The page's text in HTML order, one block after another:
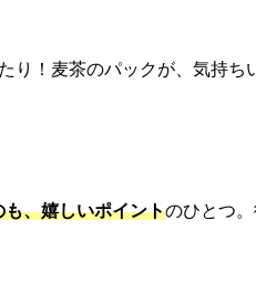
り！麦茶のパックが、気持ち
、嬉しいポイントのひとつ。